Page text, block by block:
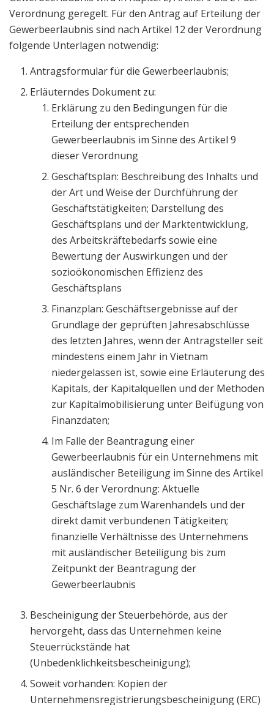
Verordnung geregelt. Für den Antrag auf Erteilung der
Gewerbeerlaubnis sind nach Artikel 12 der Verordnung
folgende Unterlagen notwendig:
Antragsformular für die Gewerbeerlaubnis;
Erläuterndes Dokument zu:
Erklärung zu den Bedingungen für die
Erteilung der entsprechenden
Gewerbeerlaubnis im Sinne des Artikel 9
dieser Verordnung
Geschäftsplan: Beschreibung des Inhalts und
der Art und Weise der Durchführung der
Geschäftstätigkeiten; Darstellung des
Geschäftsplans und der Marktentwicklung,
des Arbeitskräftebedarfs sowie eine
Bewertung der Auswirkungen und der
sozioökonomischen Effizienz des
Geschäftsplans
Finanzplan: Geschäftsergebnisse auf der
Grundlage der geprüften Jahresabschlüsse
des letzten Jahres, wenn der Antragsteller seit
mindestens einem Jahr in Vietnam
niedergelassen ist, sowie eine Erläuterung des
Kapitals, der Kapitalquellen und der Methoden
zur Kapitalmobilisierung unter Beifügung von
Finanzdaten;
Im Falle der Beantragung einer
Gewerbeerlaubnis für ein Unternehmens mit
ausländischer Beteiligung im Sinne des Artikel
5 Nr. 6 der Verordnung: Aktuelle
Geschäftslage zum Warenhandels und der
direkt damit verbundenen Tätigkeiten;
finanzielle Verhältnisse des Unternehmens
mit ausländischer Beteiligung bis zum
Zeitpunkt der Beantragung der
Gewerbeerlaubnis
Bescheinigung der Steuerbehörde, aus der
hervorgeht, dass das Unternehmen keine
Steuerrückstände hat
(Unbedenklichkeitsbescheinigung);
Soweit vorhanden: Kopien der
Unternehmensregistrierungsbescheinigung (ERC)